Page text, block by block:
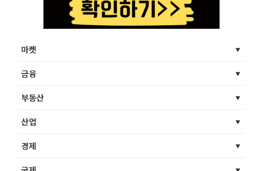
마켓
금융
부동산
산업
경제